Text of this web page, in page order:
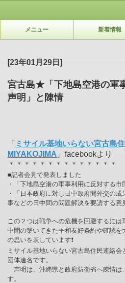
メニュー 新着情報
[23年01月29日]
宮古島★「下地島空港の軍
声明」と陳情
「 ミサイル基地いらない宮古島
MIYAKOJIMA 」facebookより
＊＊＊＊＊＊＊＊＊＊＊＊＊＊
■記者会見で発表しました
・「下地島空港の軍事利用に反対する市
・「日本政府に対し日中政府間外交の
事などの日中間の問題解決を要請する意
この２つは戦争への危機を回避するに
中間の築いてきた平和友好条約や確認を
の思いを表しています❗
ミサイル基地いらない宮古島住民連絡
団体連名です。
声明は、沖縄県と政府防衛省へ陳情は
す。